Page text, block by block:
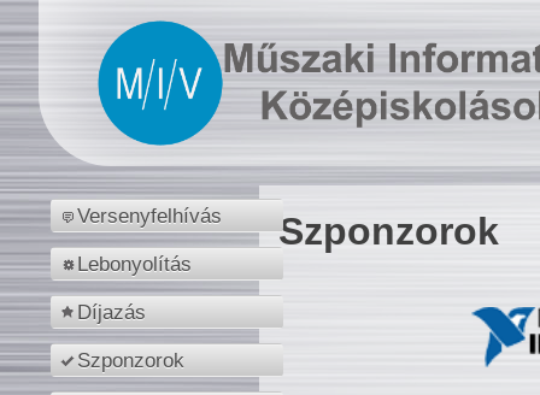
Versenyfelhívás
Lebonyolítás
Díjazás
Szponzorok
Szponzorok